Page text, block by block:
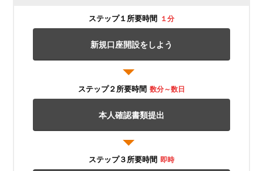
ステップ１所要時間 １分
新規口座開設をしよう
ステップ２所要時間 数分～数日
本人確認書類提出
ステップ３所要時間 即時